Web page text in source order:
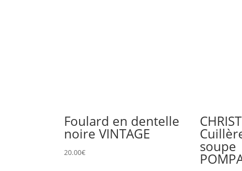
Foulard en dentelle
noire VINTAGE
20.00€ soupe